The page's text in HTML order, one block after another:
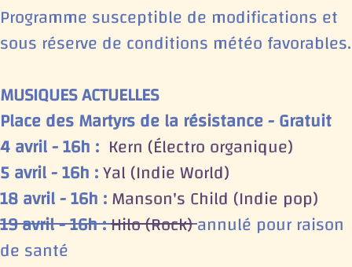
Programme susceptible de modifications et
sous réserve de conditions météo favorables.
MUSIQUES ACTUELLES
Place des Martyrs de la résistance - Gratuit
4 avril - 16h : Kern (Électro organique)
5 avril - 16h :Yal (Indie World)
18 avril - 16h :Manson's Child (Indie pop)
19 avril - 16h :Hilo (Rock)annulé pour raison
de santé